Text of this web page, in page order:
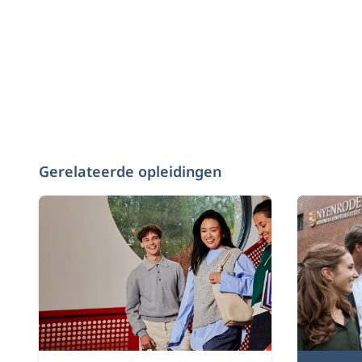
Gerelateerde opleidingen